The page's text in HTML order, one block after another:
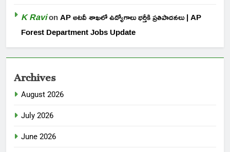
K RavionAP అటవీ శాఖలో ఉద్యోగాలు భర్తీకి ప్రతిపాదనలు | AP
Forest Department Jobs Update
Archives
August 2026
July 2026
June 2026